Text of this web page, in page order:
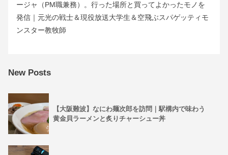
ージャ（PM職兼務）。行った場所と買ってよかったモノを
発信｜元光の戦士＆現役放送大学生＆空飛ぶスパゲッティモ
ンスター教牧師
New Posts
【大阪難波】なにわ麺次郎を訪問｜駅構内で味わう
黄金貝ラーメンと炙りチャーシュー丼